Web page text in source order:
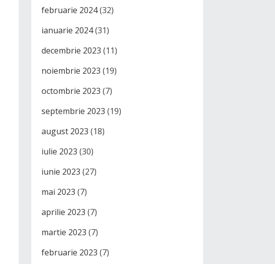
februarie 2024(32)
ianuarie 2024(31)
decembrie 2023 (11)
noiembrie 2023 (19)
octombrie 2023 (7)
septembrie 2023 (19)
august 2023 (18)
iulie 2023 (30)
iunie 2023 (27)
mai 2023 (7)
aprilie 2023 (7)
martie 2023 (7)
februarie 2023 (7)